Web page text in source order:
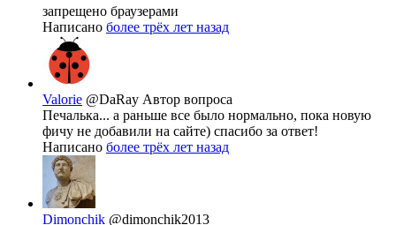
запрещено браузерами
Написано более трёх лет назад
Valorie @DaRay Автор вопроса
Печалька... а раньше все было нормально, пока новую
фичу не добавили на сайте) спасибо за ответ!
Написано более трёх лет назад
Dimonchik @dimonchik2013